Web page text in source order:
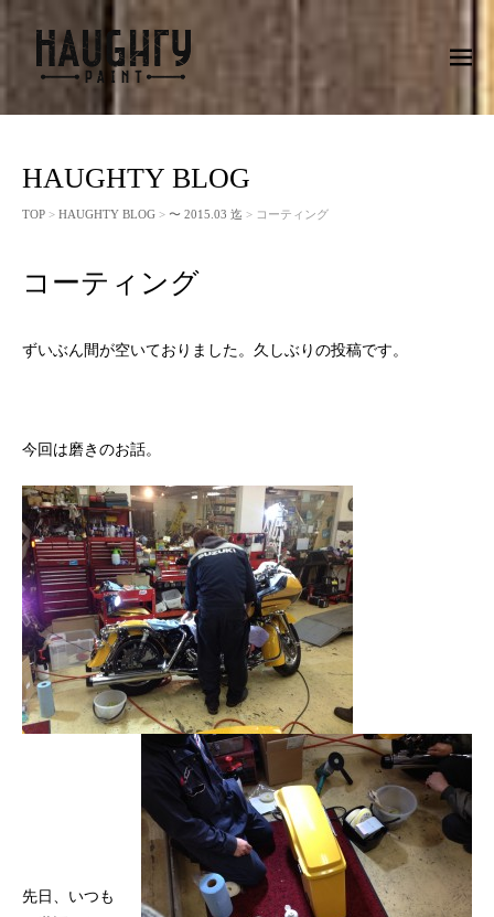
HAUGHTY BLOG
TOP > HAUGHTY BLOG > 〜 2015.03 迄 > コーティング
コーティング
ずいぶん間が空いておりました。久しぶりの投稿です。
今回は磨きのお話。
先日、いつも